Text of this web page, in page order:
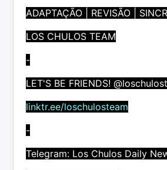
ADAPTAÇÃO | REVISÃO |
LOS CHULOS TEAM
-
LET'S BE FRIENDS!
linktr.ee/loschulosteam
-
Telegram: Los Chulos Daily